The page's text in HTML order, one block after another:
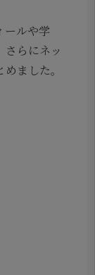
ールや学
らにネッ
ました。